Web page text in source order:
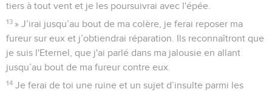
tiers à tout vent et je les poursuivrai avec l'épée.
13 » J’irai jusqu’au bout de ma colère, je ferai reposer ma
fureur sur eux et j’obtiendrai réparation. Ils reconnaîtront que
je suis l'Eternel, que j'ai parlé dans ma jalousie en allant
jusqu’au bout de ma fureur contre eux.
14 Je ferai de toi une ruine et un sujet d’insulte parmi les